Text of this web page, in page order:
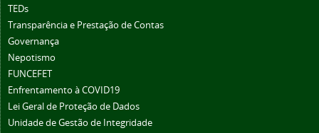
TEDs
Transparência e Prestação de Contas
Governança
Nepotismo
FUNCEFET
Enfrentamento à COVID19
Lei Geral de Proteção de Dados
Unidade de Gestão de Integridade